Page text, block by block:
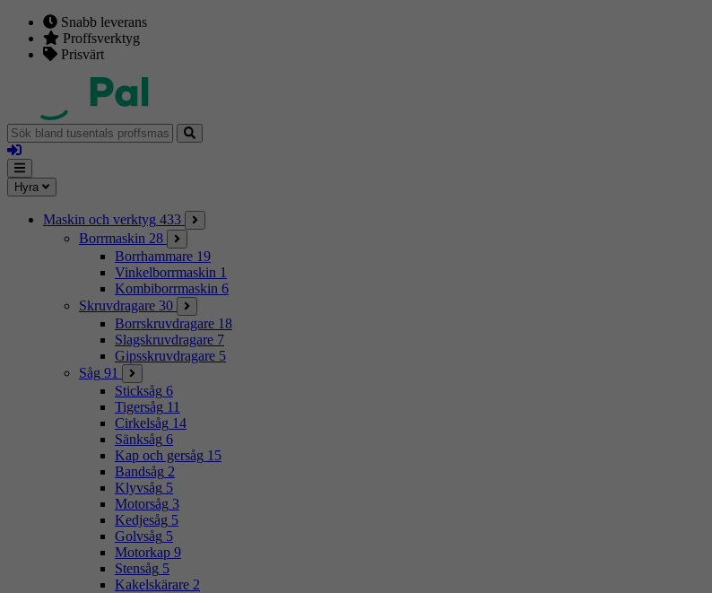
Snabb leverans
Proffsverktyg
Prisvärt
Sök
bland
tusentals
proffsmaskiner
Logga
in
Mina
sidor
Meny
Hyra
Maskin och verktyg 433
Borrmaskin 28
Borrhammare 19
Vinkelborrmaskin 1
Kombiborrmaskin 6
Skruvdragare 30
Borrskruvdragare 18
Slagskruvdragare 7
Gipsskruvdragare 5
Såg 91
Sticksåg 6
Tigersåg 11
Cirkelsåg 14
Sänksåg 6
Kap och gersåg 15
Bandsåg 2
Klyvsåg 5
Motorsåg 3
Kedjesåg 5
Golvsåg 5
Motorkap 9
Stensåg 5
Kakelskärare 2